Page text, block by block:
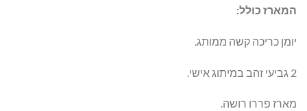
המארז כולל:
יומן כריכה קשה ממותג.
2 גביעי זהב במיתוג אישי.
מארז פררו רושה.